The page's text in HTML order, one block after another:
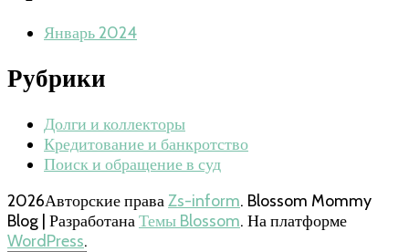
Январь 2024
Рубрики
Долги и коллекторы
Кредитование и банкротство
Поиск и обращение в суд
2026Авторские праваZs-inform. Blossom Mommy
Blog | РазработанаТемы Blossom. На платформе
WordPress.